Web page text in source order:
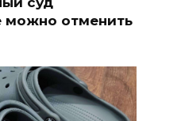
можно отменить